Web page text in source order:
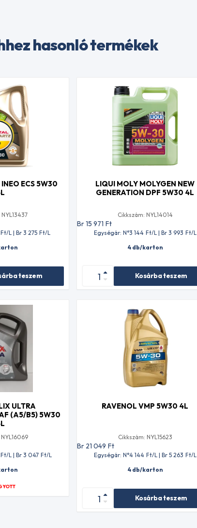
hasonló termékek
ECS 5W30
Ft/L | Br 3 275 Ft/L
teszem
LIQUI MOLY MOLYGEN NEW
GENERATION DPF 5W30 4L
Cikkszám: NYL14014
Br 15 971 Ft
Egységár: N°3 144 Ft/L | Br 3 993 Ft/L
4 db/karton
Kosárba teszem
ULTRA
(A5/B5) 5W30
Ft/L | Br 3 047 Ft/L
RAVENOL VMP 5W30 4L
Cikkszám: NYL15623
Br 21 049 Ft
Egységár: N°4 144 Ft/L | Br 5 263 Ft/L
4 db/karton
Kosárba teszem